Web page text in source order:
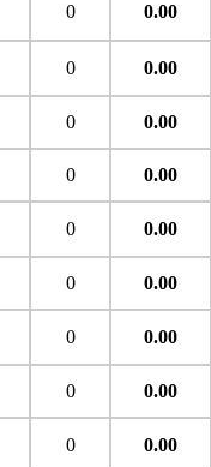
0 0.00
0 0.00
0 0.00
0 0.00
0 0.00
0 0.00
0 0.00
0 0.00
0 0.00